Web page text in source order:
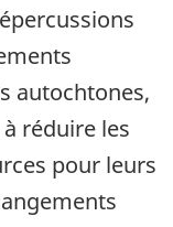
autochtones,
réduire les
pour leurs